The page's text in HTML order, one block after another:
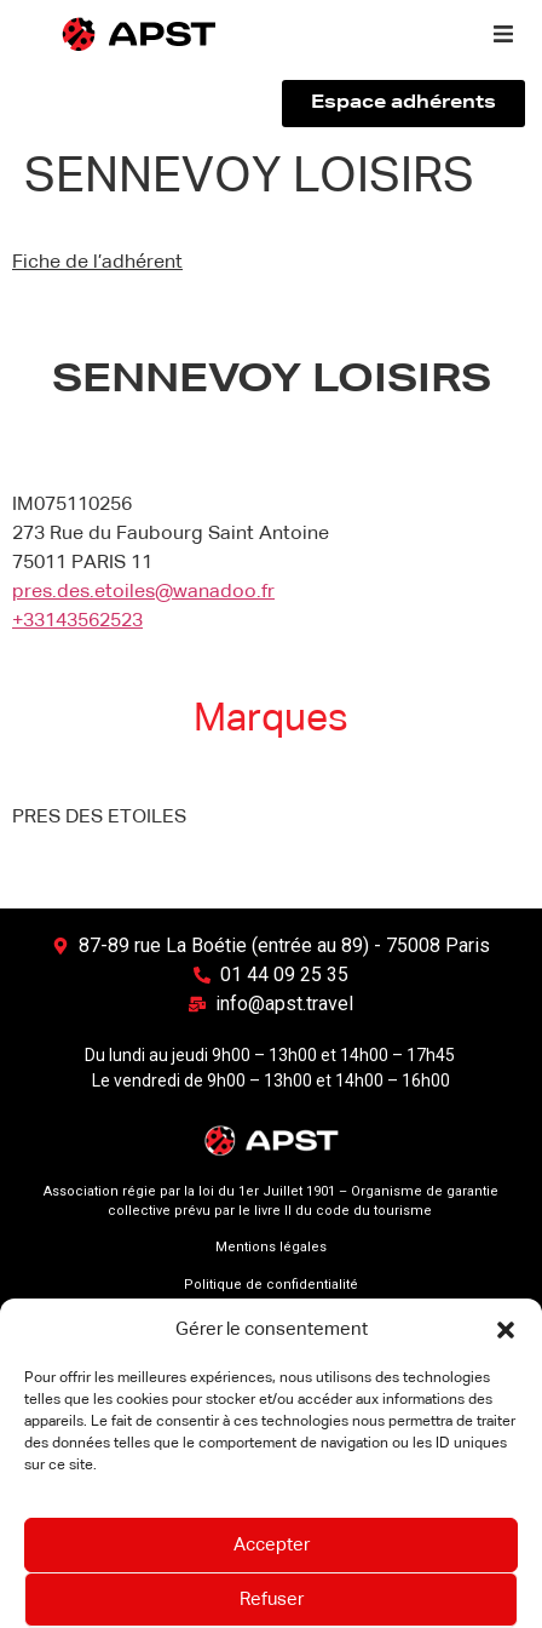
Gérer le consentement
Pour offrir les meilleures expériences, nous utilisons des technologies
telles que les cookies pour stocker et/ou accéder aux informations des
appareils. Le fait de consentir à ces technologies nous permettra de traiter
des données telles que le comportement de navigation ou les ID uniques
sur ce site.
Accepter
Refuser
Qui sommes-nous ?
Espace adhérents
SENNEVOY LOISIRS
Fiche de l’adhérent
SENNEVOY LOISIRS
IM075110256
273 Rue du Faubourg Saint Antoine
75011 PARIS 11
pres.des.etoiles@wanadoo.fr
+33143562523
Marques
PRES DES ETOILES
87-89 rue La Boétie (entrée au 89) - 75008 Paris
01 44 09 25 35
info@apst.travel
Du lundi au jeudi 9h00 – 13h00 et 14h00 – 17h45
Le vendredi de 9h00 – 13h00 et 14h00 – 16h00
Association régie par la loi du 1er Juillet 1901 – Organisme de garantie
collective prévu par le livre II du code du tourisme
Mentions légales
Politique de confidentialité